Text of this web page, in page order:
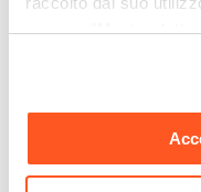
sezione "Mostra
momento. Per
nostraCookie Policy.